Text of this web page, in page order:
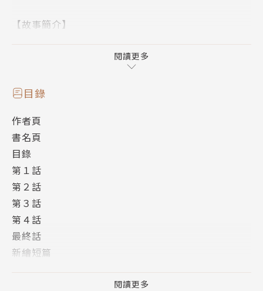
【故事簡介】
悠為了上大學而前往東京，偶然與旗彥有了命運（？）
甚至還因為意外而展開「夢想般的同居生活」。
「我對小孩子沒興趣」!?
閱讀更多
目錄
作者頁
書名頁
目錄
第１話
第２話
第３話
第４話
最終話
新繪短篇
閱讀更多